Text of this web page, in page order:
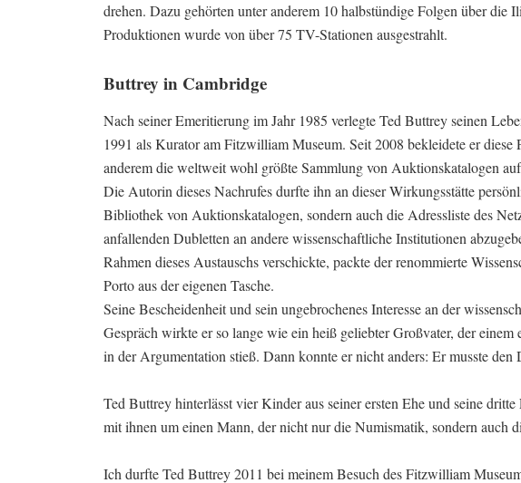
drehen. Dazu gehörten unter anderem 10 halbstündige Folgen über
Produktionen wurde von über 75 TV-Stationen ausgestrahlt.
Buttrey in Cambridge
Nach seiner Emeritierung im Jahr 1985 verlegte Ted Buttrey seinen
1991 als Kurator am Fitzwilliam Museum. Seit 2008 bekleidete er
anderem die weltweit wohl größte Sammlung von Auktionskatalogen
Die Autorin dieses Nachrufes durfte ihn an dieser Wirkungsstätte
Bibliothek von Auktionskatalogen, sondern auch die Adressliste des
anfallenden Dubletten an andere wissenschaftliche Institutionen
Rahmen dieses Austauschs verschickte, packte der renommierte
Porto aus der eigenen Tasche.
Seine Bescheidenheit und sein ungebrochenes Interesse an der
Gespräch wirkte er so lange wie ein heiß geliebter Großvater, der
in der Argumentation stieß. Dann konnte er nicht anders: Er musste
Ted Buttrey hinterlässt vier Kinder aus seiner ersten Ehe und seine
mit ihnen um einen Mann, der nicht nur die Numismatik, sondern auch
Ich durfte Ted Buttrey 2011 bei meinem Besuch des Fitzwilliam